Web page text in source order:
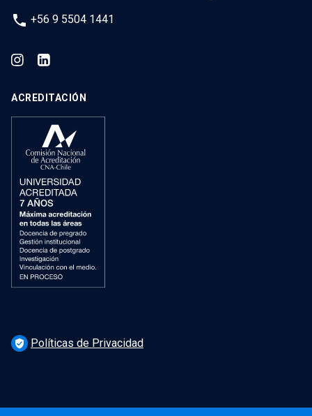
phone +56 9 5504 1441
ACREDITACIÓN
verified_user Políticas de Privacidad